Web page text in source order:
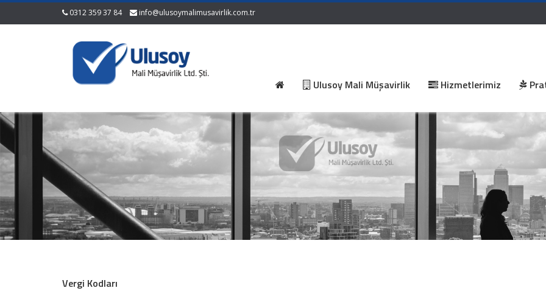
0312 359 37 84 info@ulusoymalimusavirlik.com.tr
Ulusoy Mali Müşavirlik Hizmetlerimiz
Vergi Kodları